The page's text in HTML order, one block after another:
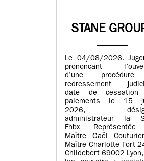
STANE
Le 04/08/2026.
prononçant
d’une
redressement
date de cessation
paiements le 15
2026,
administrateur la
Fhbx
Maître Gaël
Maître Charlotte Fort
Childebert 69002 Lyon,